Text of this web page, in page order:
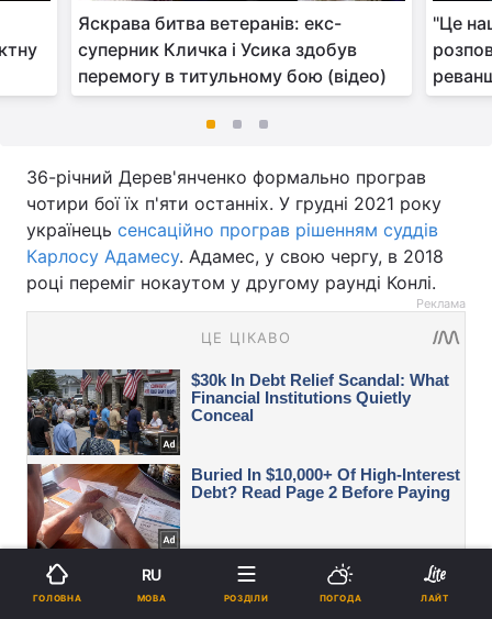
Яскрава битва ветеранів: екс-
суперник Кличка і Усика здобув
перемогу в титульному бою (відео)
"Це
36-річний Дерев'янченко формально програв
чотири бої їх п'яти останніх. У грудні 2021 року
українець сенсаційно програв рішенням суддів
Карлосу Адамесу. Адамес, у свою чергу, в 2018
році переміг нокаутом у другому раунді Конлі.
Реклама
ГОЛОВНА
RU
МОВА РОЗДІЛИ ПОГОДА ЛАЙТ